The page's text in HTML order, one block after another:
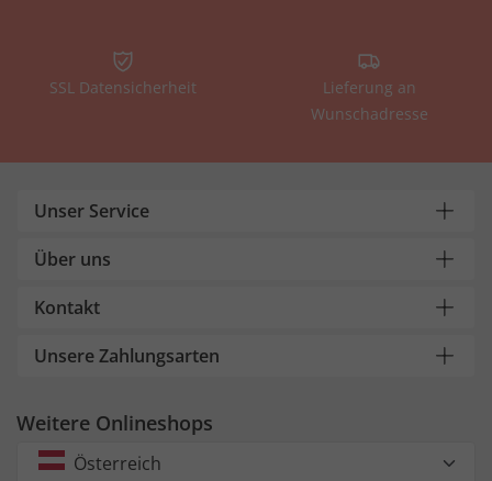
SSL Datensicherheit
Lieferung an
Wunschadresse
Unser Service
Über uns
Kontakt
Unsere Zahlungsarten
Weitere Onlineshops
Österreich